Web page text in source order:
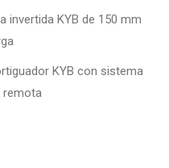
invertida KYB de 150 mm
KYB con sistema
remota